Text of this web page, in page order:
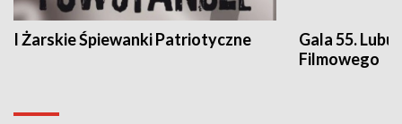
I Żarskie Śpiewanki Patriotyczne
Gala 55.
Filmowego